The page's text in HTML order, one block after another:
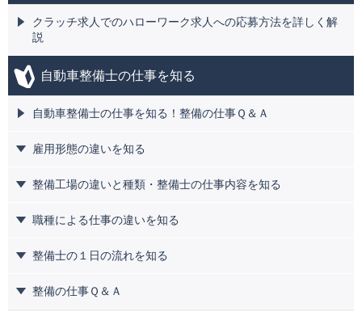
クラッチ求人でのハローワーク求人への応募方法を詳しく解
説
自動車整備士の仕事を知る
自動車整備士の仕事を知る！整備の仕事Ｑ＆Ａ
雇用形態の違いを知る
整備工場の違いと種類・整備士の仕事内容を知る
職種による仕事の違いを知る
整備士の１日の流れを知る
整備の仕事Ｑ＆Ａ